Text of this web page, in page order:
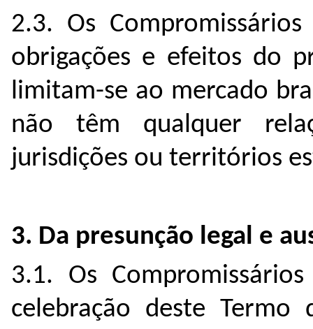
2.3. Os
obrigações e efeitos do
limitam-se ao mercado
não têm qualquer
jurisdições ou territórios
3. Da presunção legal e
3.1. Os
celebração deste Termo